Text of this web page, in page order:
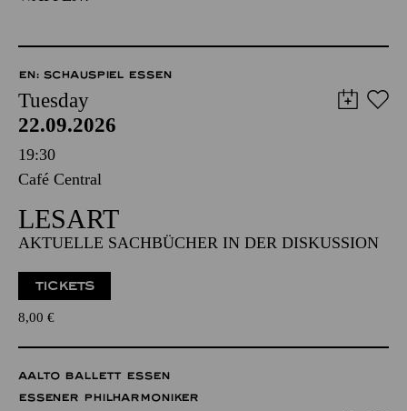
EN: SCHAUSPIEL ESSEN
Tuesday
22.09.2026
19:30
Café Central
LESART
AKTUELLE SACHBÜCHER IN DER DISKUSSION
TICKETS
8,00 €
AALTO BALLETT ESSEN
ESSENER PHILHARMONIKER